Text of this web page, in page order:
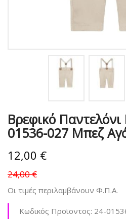
Βρεφικό
01536-027 Μπεζ
12,00 €
24,00 €
Οι τιμές περιλαμβάνουν Φ.Π.Α.
Κωδικός Προϊοντος: 24-